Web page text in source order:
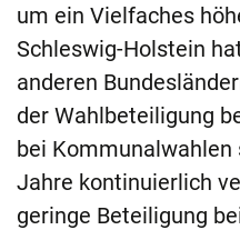
um ein Vielfaches
Schleswig-Holstein
anderen
der Wahlbeteiligung
bei
Jahre kontinuierlich
geringe Beteiligung